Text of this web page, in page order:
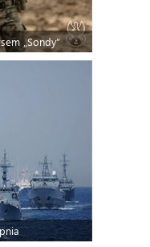
„Sondy”